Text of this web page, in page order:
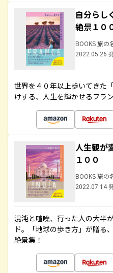
自分らし
絶景１０
BOOKS 旅の
2022.05.26
世界を４０年以上歩いてきた
けする、人生を輝かせるフラ
人生観が
１００
BOOKS 旅の
2022.07.14
混沌と喧噪、行った人の大半
ド。「地球の歩き方」が贈る
絶景集！